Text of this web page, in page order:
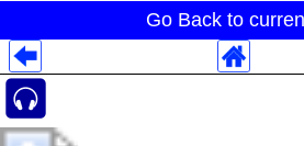
Go Back to
Despliegues Analytics
Despliegues Totales